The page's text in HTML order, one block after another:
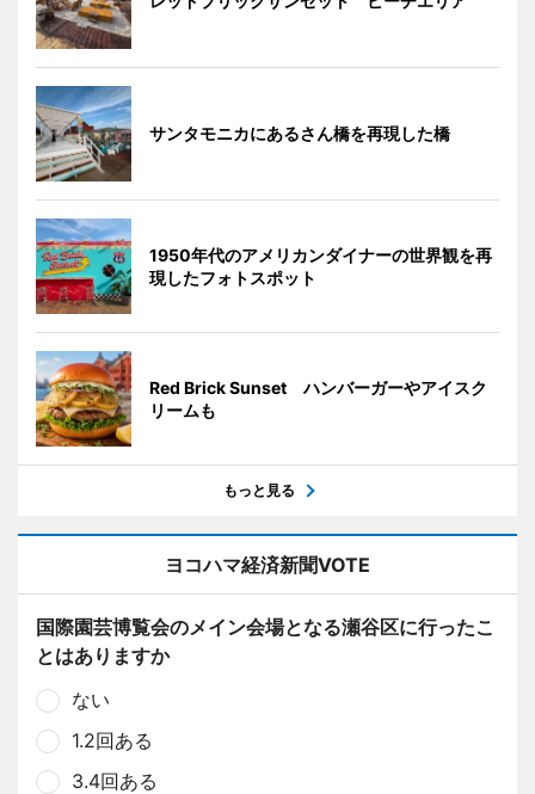
サンタモニカにあるさん橋を再現した橋
1950年代のアメリカンダイナーの世界観を再
現したフォトスポット
Red Brick Sunset ハンバーガーやアイスク
リームも
もっと見る
ヨコハマ経済新聞VOTE
国際園芸博覧会のメイン会場となる瀬谷区に行ったこ
とはありますか
ない
1.2回ある
3.4回ある